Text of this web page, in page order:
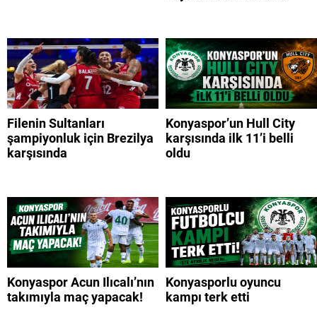
Filenin Sultanları
şampiyonluk için Brezilya
karşısında
Konyaspor’un Hull City
karşısında ilk 11’i belli
oldu
Konyaspor Acun Ilıcalı’nın
takımıyla maç yapacak!
Konyasporlu oyuncu
kampı terk etti